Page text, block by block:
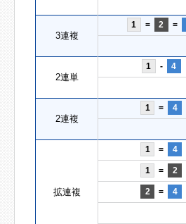
3連複
1 = 2 =
2連単
1 - 4
2連複
1 = 4
拡連複
1 = 4
1 = 2
2 = 4